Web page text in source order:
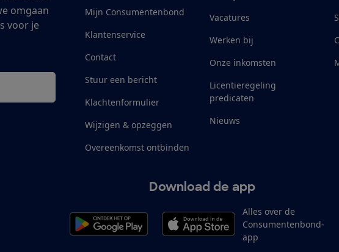
omgaan
voor je
Mijn Consumentenbond
Klantenservice
Contact
Stuur een bericht
Klachtenformulier
Wijzigen & opzeggen
Overeenkomst ontbinden
Vacatures
Werken bij
Onze inkomsten
Licentieregeling
predicaten
Nieuws
Download de app
Alles over de
Consumentenbond-
app